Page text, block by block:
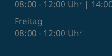
08:00 - 12:00 Uhr |
Freitag
08:00 - 12:00 Uhr